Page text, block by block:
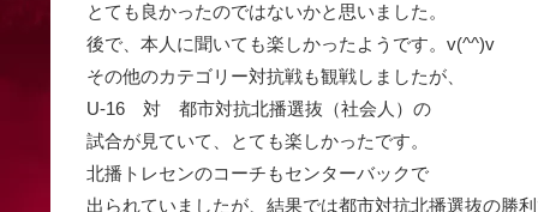
とても良かったのではないかと思いました。
後で、本人に聞いても楽しかったようです。v(^^)v
その他のカテゴリー対抗戦も観戦しましたが、
U-16 対 都市対抗北播選抜（社会人）の
試合が見ていて、とても楽しかったです。
北播トレセンのコーチもセンターバックで
出られていましたが、結果では都市対抗北播選抜の勝利